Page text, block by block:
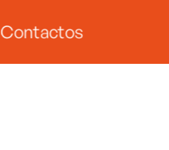
Contactos